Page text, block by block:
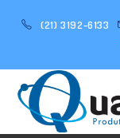
conteúdo
(21) 3192-6133